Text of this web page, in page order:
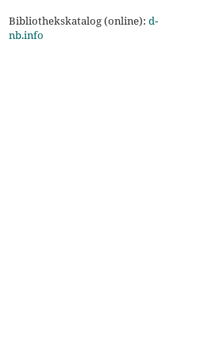
Bibliothekskatalog (online): d-
nb.info